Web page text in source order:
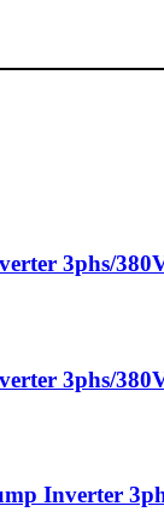
3phs/
3phs/
Inverter